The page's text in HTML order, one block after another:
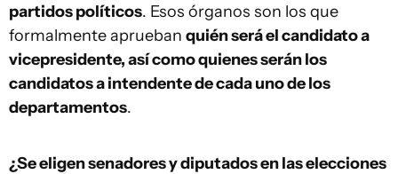
partidos políticos. Esos órganos son los que
formalmente aprueban quién será el candidato a
vicepresidente, así como quienes serán los
candidatos a intendente de cada uno de los
departamentos.
¿Se eligen senadores y diputados en las elecciones